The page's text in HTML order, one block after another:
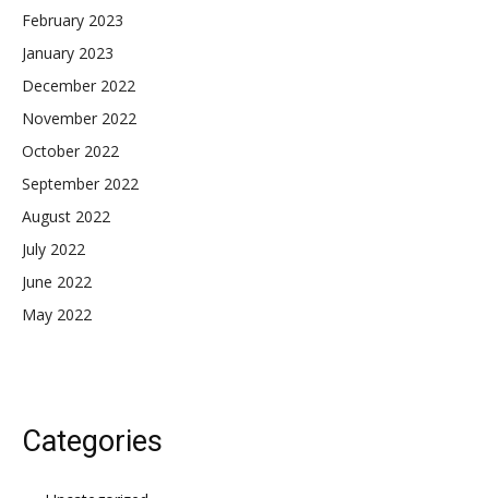
February 2023
January 2023
December 2022
November 2022
October 2022
September 2022
August 2022
July 2022
June 2022
May 2022
Categories